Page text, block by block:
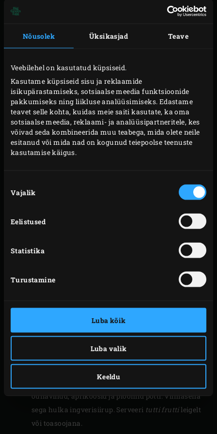
Nõusolek Üksikasjad Teave
Veebilehel on kasutatud küpsiseid.
Kasutame küpsiseid sisu ja reklaamide
isikupärastamiseks, sotsiaalse meedia funktsioonide
pakkumiseks ning liikluse analüüsimiseks. Edastame
teavet selle kohta, kuidas meie saiti kasutate, ka oma
sotsiaalse meedia, reklaami- ja analüüsipartneritele, kes
võivad seda kombineerida muu teabega, mida olete neile
esitanud või mida nad on kogunud teiepoolse teenuste
kasutamise käigus.
valik
Vajalik
Eelistused
Statistika
Turustamine
Luba kõik
Luba valik
Keeldu
VALMISTAMINE
Süüta Big Green Eggis
ja kuumuta EGGi koos
°C. Vahepeal kurna õunaviilud ja jäta vedelik alles.
Kurna ka aprikoosid ja ploomid. Lõika vaniljekaun
Pane õunaleotusvedelik, vaniljesisu ja -kaun,
õunaviilud, aprikoosid ja ploomid potti. Viimasena
sega hulka ingverisiirup. Serveeri tutti fruttileigelt
või toasoojana.